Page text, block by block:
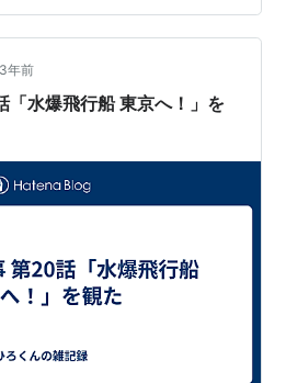
ています。 ある夜。三木(桔梗恵
にバドーの鉄のドクロのマーク
3年前
「水爆飛行船 東京へ！」を